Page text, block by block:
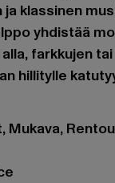
klassinen
yhdistää
farkkujen
hillitylle